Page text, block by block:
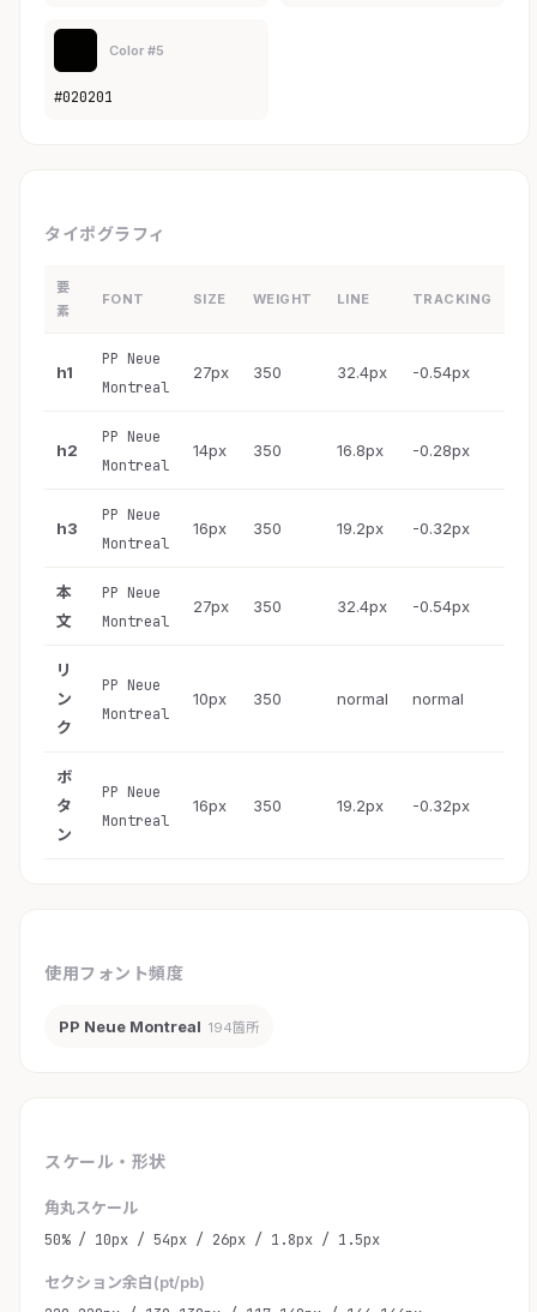
Color #5
#020201
タイポグラフィ
要
素
FONT SIZE WEIGHT LINE TRACKING
h1
PP Neue
Montreal
27px 350 32.4px -0.54px
h2
PP Neue
Montreal
14px 350 16.8px -0.28px
h3
PP Neue
Montreal
16px 350 19.2px -0.32px
本
文
PP Neue
Montreal
27px 350 32.4px -0.54px
リ
ン
ク
PP Neue
Montreal
10px 350 normal normal
ボ
タ
ン
PP Neue
Montreal
16px 350 19.2px -0.32px
使用フォント頻度
PP Neue Montreal 194箇所
スケール・形状
角丸スケール
50% / 10px / 54px / 26px / 1.8px / 1.5px
セクション余白(pt/pb)